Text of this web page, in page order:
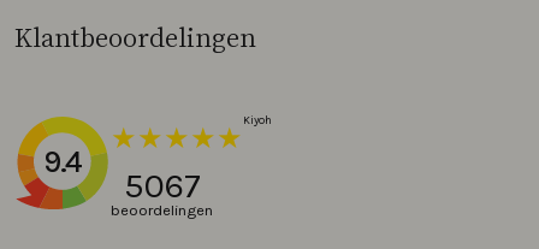
Klantbeoordelingen
9.4
5067
beoordelingen